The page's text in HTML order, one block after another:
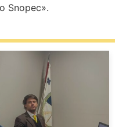
Snopec».